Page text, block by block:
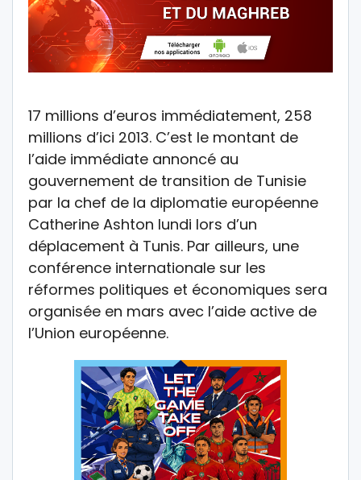
17 millions d’euros immédiatement, 258
millions d’ici 2013. C’est le montant de
l’aide immédiate annoncé au
gouvernement de transition de Tunisie
par la chef de la diplomatie européenne
Catherine Ashton lundi lors d’un
déplacement à Tunis. Par ailleurs, une
conférence internationale sur les
réformes politiques et économiques sera
organisée en mars avec l’aide active de
l’Union européenne.